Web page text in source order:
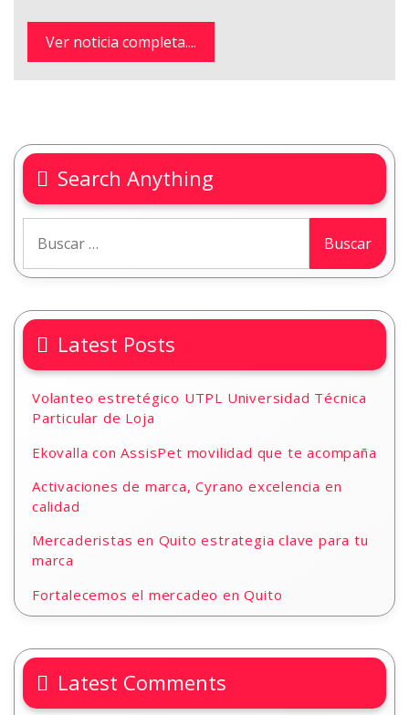
Ver noticia completa....
Search Anything
Latest Posts
Volanteo estretégico UTPL Universidad Técnica
Particular de Loja
Ekovalla con AssisPet movilidad que te acompaña
Activaciones de marca, Cyrano excelencia en
calidad
Mercaderistas en Quito estrategia clave para tu
marca
Fortalecemos el mercadeo en Quito
Latest Comments